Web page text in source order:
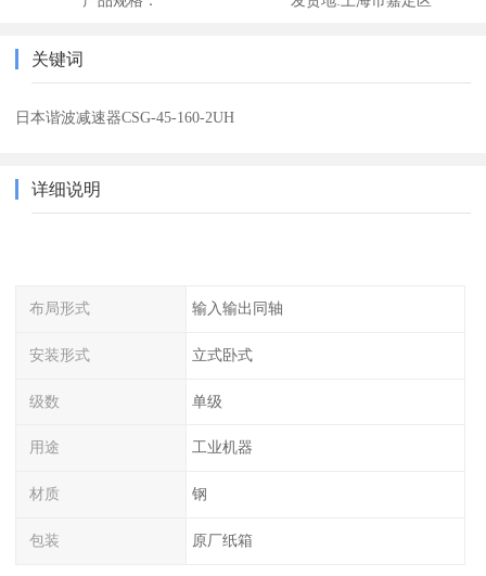
关键词
日本谐波减速器CSG-45-160-2UH
详细说明
布局形式 输入输出同轴
安装形式 立式卧式
级数 单级
用途 工业机器
材质 钢
包装 原厂纸箱